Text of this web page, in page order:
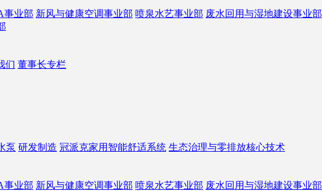
事业部 新风与健康空调事业部 喷泉水艺事业部 废水回用与湿地建设事业部
们 董事长专栏
泵 研发制造 冠派克家用智能舒适系统 生态治理与零排放核心技术
事业部 新风与健康空调事业部 喷泉水艺事业部 废水回用与湿地建设事业部